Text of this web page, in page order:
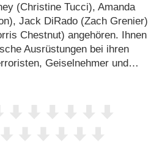
(Christine Tucci), Amanda
Jack DiRado (Zach Grenier)
Chestnut) angehören. Ihnen
Ausrüstungen bei ihren
Geiselnehmer und